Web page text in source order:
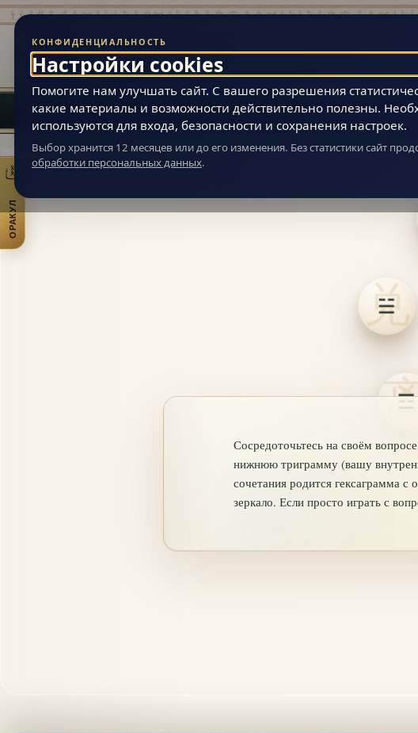
Живая Эзотерика
МАГИЯ ВНУТРЕННЕЙ ВСЕЛЕННОЙ ЧЕЛОВЕКА
ОРАКУЛОткрыть практики
Живая Эзотерика» Гадание по Книге Перемен
☲
☱
Сосредоточьтесь на своём
нижнюю триграмму (вашу
сочетания родится гексаграмма с
зеркало. Если просто играть с
КОНФИДЕНЦИАЛЬНОСТЬ
Настройки cookies
Помогите нам улучшать сайт. С вашего разрешения
какие материалы и возможности действительно полезны.
используются для входа, безопасности и сохранения настроек.
Выбор хранится 12 месяцев или до его изменения. Без статистики сайт
обработки персональных данных.